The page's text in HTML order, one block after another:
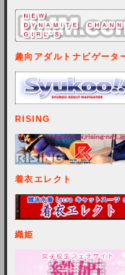
趣向アダルトナビゲータ
RISING
着衣エレクト
織姫